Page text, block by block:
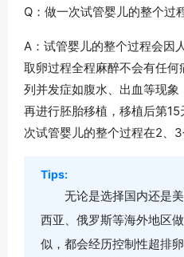
Q：做一次试管婴儿的整个过
A：试管婴儿的整个过程会因
取卵过程全程麻醉不会有任
列并发症如腹水、出血等现
再进行胚胎移植，移植后第
次试管婴儿的整个过程在2、3
Tips:
无论是选择国内还是
西亚、俄罗斯等海外地区
似，都会经历控制性超排